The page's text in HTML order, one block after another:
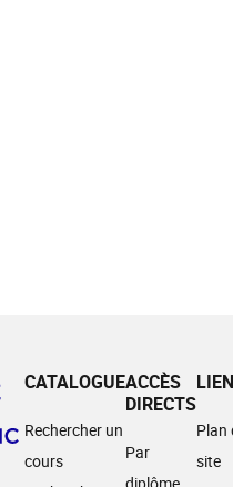
CATALOGUE
Rechercher un
cours
ACCÈS
DIRECTS
Par
Plan
site